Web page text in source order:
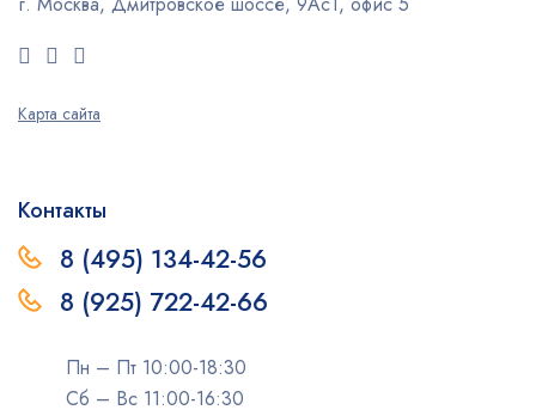
Карта сайта
Контакты
8 (495) 134-42-56
8 (925) 722-42-66
Пн – Пт 10:00-18:30
Сб – Вс 11:00-16:30